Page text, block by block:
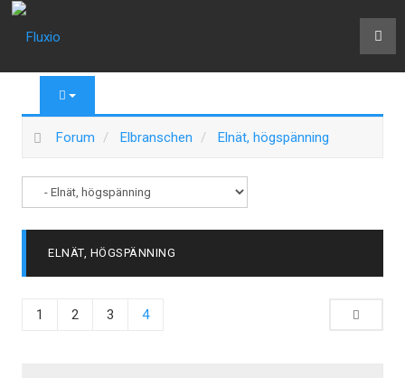
Forum Elbranschen Elnät, högspänning
ELNÄT, HÖGSPÄNNING
1 2 3 4